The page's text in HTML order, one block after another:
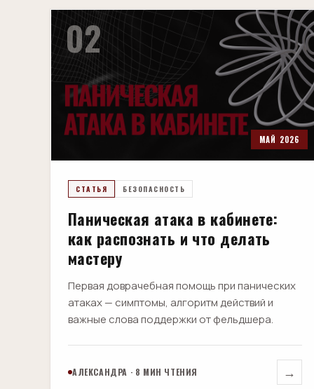
02
МАЙ 2026
СТАТЬЯ БЕЗОПАСНОСТЬ
Паническая атака в кабинете:
как распознать и что делать
мастеру
Первая доврачебная помощь при панических
атаках — симптомы, алгоритм действий и
важные слова поддержки от фельдшера.
АЛЕКСАНДРА · 8 МИН ЧТЕНИЯ →